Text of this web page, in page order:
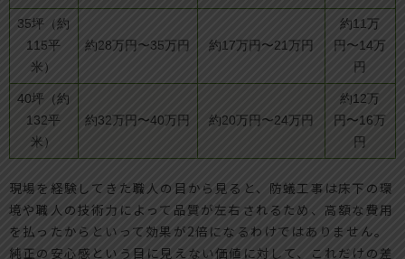
35坪（約
115平
米）
約28万円〜35万円 約17万円〜21万円
約11万
円〜14万
円
40坪（約
132平
米）
約32万円〜40万円 約20万円〜24万円
約12万
円〜16万
円
現場を経験してきた職人の目から見ると、防蟻工事は床下の環
境や職人の技術力によって品質が左右されるため、高額な費用
を払ったからといって効果が2倍になるわけではありません。
純正の安心感という目に見えない価値に対して、これだけの差